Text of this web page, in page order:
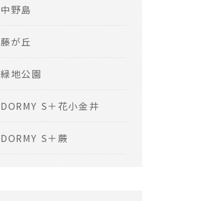
中野島
藤が丘
緑地公園
DORMY S＋花小金井
DORMY S＋蕨